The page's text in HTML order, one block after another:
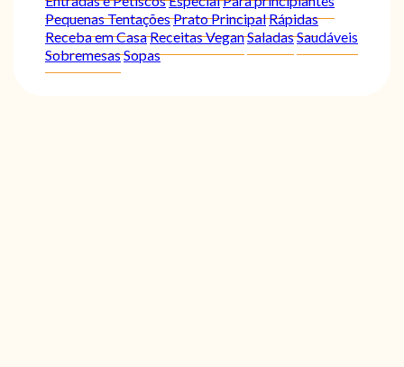
Pequenas TentaçõesPrato PrincipalRápidas
Receba em CasaReceitas VeganSaladasSaudáveis
SobremesasSopas